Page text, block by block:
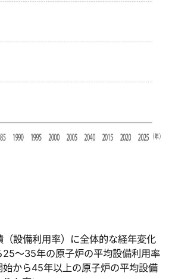
設備利用率）に全体的な経年変化
25～35年の原子炉の平均設備利用率
始から45年以上の原子炉の平均設備